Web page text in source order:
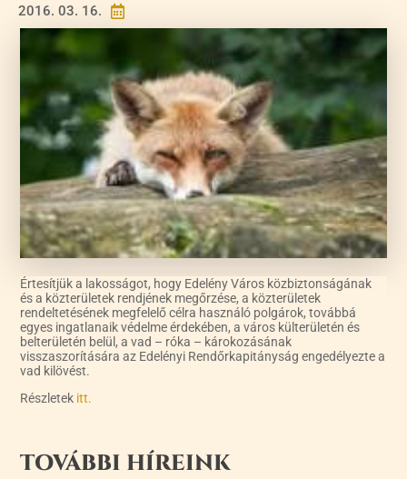

2016. 03. 16.
Értesítjük a lakosságot, hogy Edelény Város közbiztonságának
és a közterületek rendjének megőrzése, a közterületek
rendeltetésének megfelelő célra használó polgárok, továbbá
egyes ingatlanaik védelme érdekében, a város külterületén és
belterületén belül, a vad – róka – károkozásának
visszaszorítására az Edelényi Rendőrkapitányság engedélyezte a
vad kilövést.
Részletek itt.
TOVÁBBI HÍREINK